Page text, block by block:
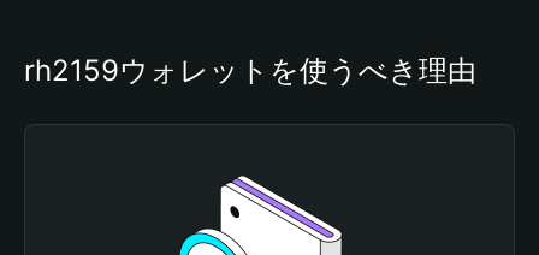
rh2159ウォレットを使うべき理由